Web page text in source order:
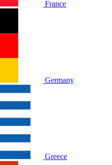
France
Germany
Greece